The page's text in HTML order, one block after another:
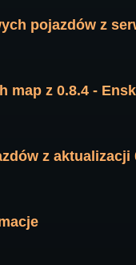
pojazdów z
map z 0.8.4 -
z aktualizacji